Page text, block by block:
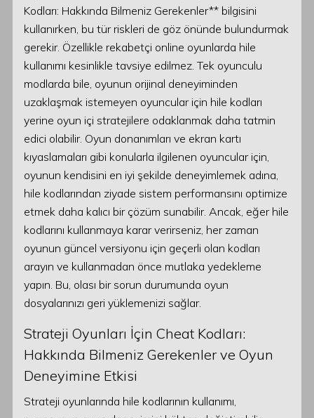
Kodları: Hakkında Bilmeniz Gerekenler** bilgisini
kullanırken, bu tür riskleri de göz önünde bulundurmak
gerekir. Özellikle rekabetçi online oyunlarda hile
kullanımı kesinlikle tavsiye edilmez. Tek oyunculu
modlarda bile, oyunun orijinal deneyiminden
uzaklaşmak istemeyen oyuncular için hile kodları
yerine oyun içi stratejilere odaklanmak daha tatmin
edici olabilir. Oyun donanımları ve ekran kartı
kıyaslamaları gibi konularla ilgilenen oyuncular için,
oyunun kendisini en iyi şekilde deneyimlemek adına,
hile kodlarından ziyade sistem performansını optimize
etmek daha kalıcı bir çözüm sunabilir. Ancak, eğer hile
kodlarını kullanmaya karar verirseniz, her zaman
oyunun güncel versiyonu için geçerli olan kodları
arayın ve kullanmadan önce mutlaka yedekleme
yapın. Bu, olası bir sorun durumunda oyun
dosyalarınızı geri yüklemenizi sağlar.
Strateji Oyunları İçin Cheat Kodları:
Hakkında Bilmeniz Gerekenler ve Oyun
Deneyimine Etkisi
Strateji oyunlarında hile kodlarının kullanımı,